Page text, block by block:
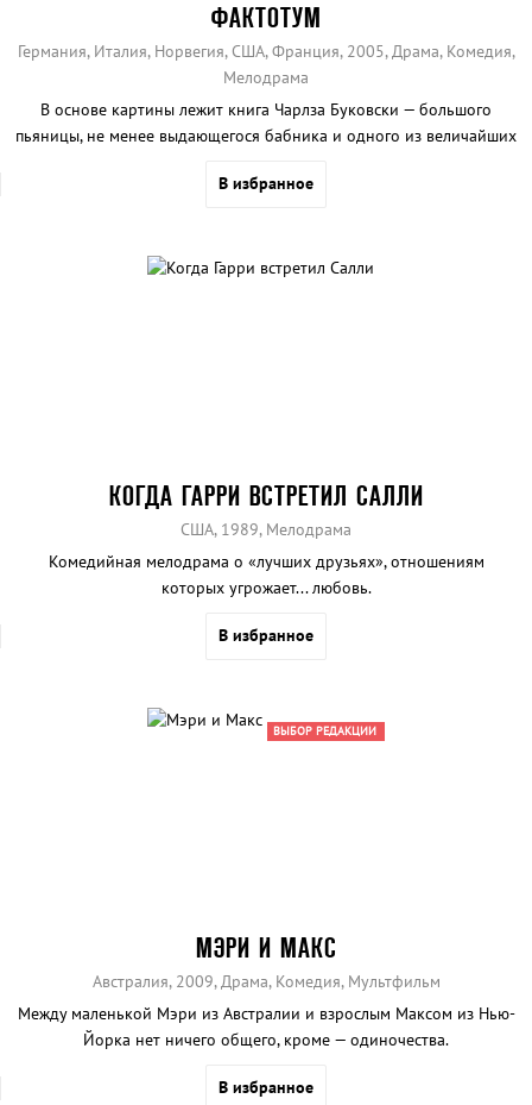
ФАКТОТУМ
Германия, Италия, Норвегия, США, Франция, 2005, Драма, Комедия,
Мелодрама
В основе картины лежит книга Чарлза Буковски — большого
пьяницы, не менее выдающегося бабника и одного из величайших
В избранное
КОГДА ГАРРИ ВСТРЕТИЛ САЛЛИ
США, 1989, Мелодрама
Комедийная мелодрама о «лучших друзьях», отношениям
которых угрожает... любовь.
В избранное
ВЫБОР РЕДАКЦИИ
МЭРИ И МАКС
Австралия, 2009, Драма, Комедия, Мультфильм
Между маленькой Мэри из Австралии и взрослым Максом из Нью-
Йорка нет ничего общего, кроме — одиночества.
В избранное